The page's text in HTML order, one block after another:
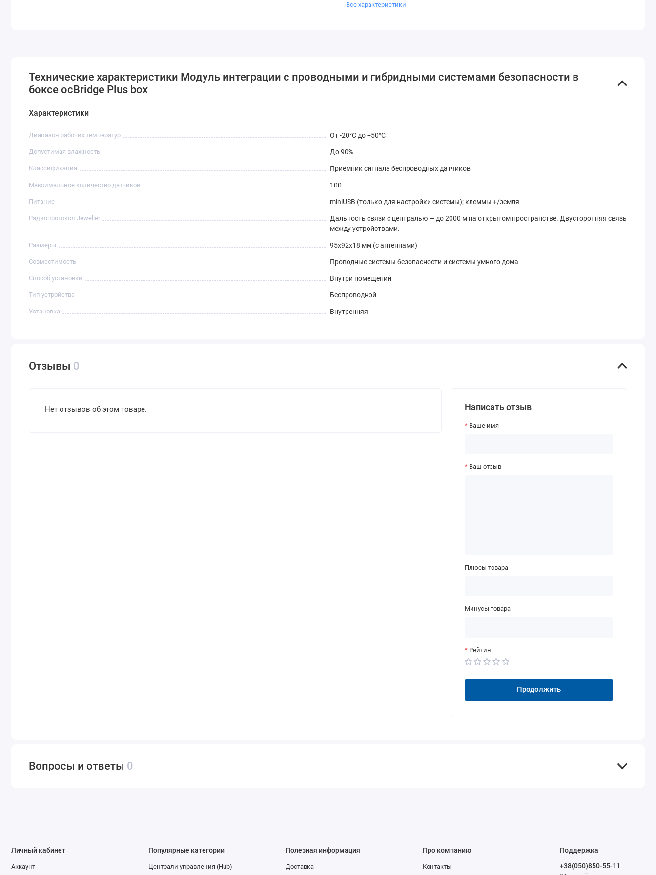
Все характеристики
Технические характеристики Модуль интеграции с проводными и гибридными системами безопасности в
боксе ocBridge Plus box
Характеристики
Диапазон рабочих температур От -20°С до +50°С
Допустимая влажность До 90%
Классификация Приемник сигнала беспроводных датчиков
Максимальное количество датчиков 100
Питание miniUSB (только для настройки системы); клеммы +/земля
Радиопротокол Jeweller
Дальность связи с централью — до 2000 м на открытом пространстве. Двусторонняя связь
между устройствами.
Размеры 95х92х18 мм (с антеннами)
Совместимость Проводные системы безопасности и системы умного дома
Способ установки Внутри помещений
Тип устройства Беспроводной
Установка Внутренняя
Отзывы 0
Нет отзывов об этом товаре. Написать отзыв
Ваше имя
Ваш отзыв
Плюсы товара
Минусы товара
Рейтинг
Продолжить
Вопросы и ответы 0
Личный кабинет
Аккаунт
Популярные категории
Централи управления (Hub)
Полезная информация
Доставка
Про компанию
Контакты
Поддержка
+38(050)850-55-11